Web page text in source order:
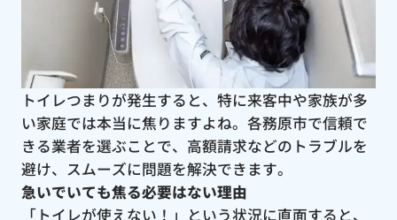
トイレつまりが発生すると、特に来客中や家族が多
い家庭では本当に焦りますよね。各務原市で信頼で
きる業者を選ぶことで、高額請求などのトラブルを
避け、スムーズに問題を解決できます。
急いでいても焦る必要はない理由
「トイレが使えない！」という状況に直面すると、